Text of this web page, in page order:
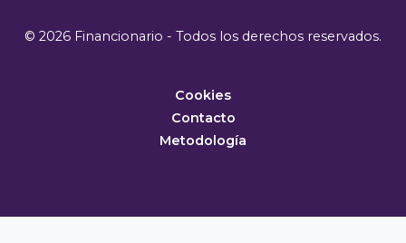
© 2026 Financionario - Todos los derechos reservados.
Cookies
Contacto
Metodología